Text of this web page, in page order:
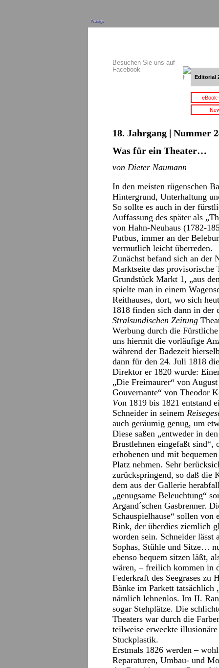
Anzeige
Besuchen Sie uns auf
Facebook
Editorial
18. Jahrgang | Nummer
Was für ein Theater…
von Dieter Naumann
In den meisten rügenschen
Hintergrund, Unterhaltung
So sollte es auch in der
Auffassung des später als
von Hahn-Neuhaus (1782-
Putbus, immer an der
vermutlich leicht überreden.
Zunächst befand sich an der
Marktseite das provisorische
Grundstück Markt 1, „aus
spielte man in einem
Reithauses, dort, wo sich
1818 finden sich dann in der
Stralsundischen Zeitung
Werbung durch die
uns hiermit die vorläufige
während der Badezeit
dann für den 24. Juli 1818
Direktor er 1820 wurde:
„Die Freimaurer“ von
Gouvernante“ von Theodor
Von 1819 bis 1821 entstand
Schneider in seinem
auch geräumig genug, um
Diese saßen „entweder in
Brustlehnen eingefaßt sind“,
erhobenen und mit
Platz nehmen. Sehr
zurückspringend, so daß die
dem aus der Gallerie
„genugsame Beleuchtung“
Argand´schen Gasbrenner.
Schauspielhause“ sollen
Rink, der überdies ziemlich
worden sein. Schneider lässt
Sophas, Stühle und Sitze…
ebenso bequem sitzen läßt,
wären, – freilich kommen in
Federkraft des Seegrases
Bänke im Parkett tatsächlich
nämlich lehnenlos. Im II.
sogar Stehplätze. Die
Theaters war durch die
teilweise erweckte
Stuckplastik.
Erstmals 1826 werden –
Reparaturen, Umbau- und